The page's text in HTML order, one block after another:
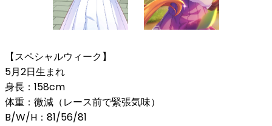
【スペシャルウィーク】
5月2日生まれ
身長：158cm
体重：微減（レース前で緊張気味）
B/W/H：81/56/81